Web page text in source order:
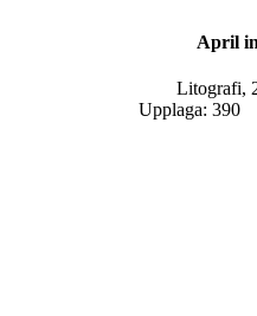
April
Litografi,
Upplaga: 390